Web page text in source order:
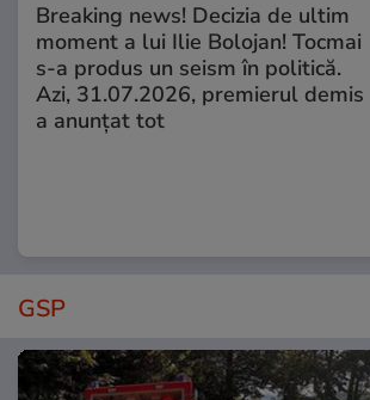
Breaking news! Decizia de ultim
moment a lui Ilie Bolojan! Tocmai
s-a produs un seism în politică.
Azi, 31.07.2026, premierul demis
a anunțat tot
GSP